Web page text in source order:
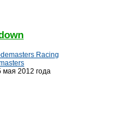
Racing
мая 2012 года